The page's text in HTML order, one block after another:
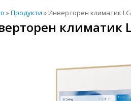
»Продукти » Инверторен климатик LG
климатик